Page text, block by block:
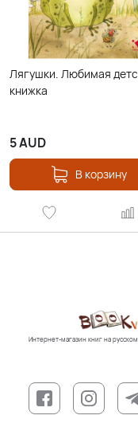
Лягушки. Любимая
книжка
5AUD
В корзину
Интернет-магазин книг на